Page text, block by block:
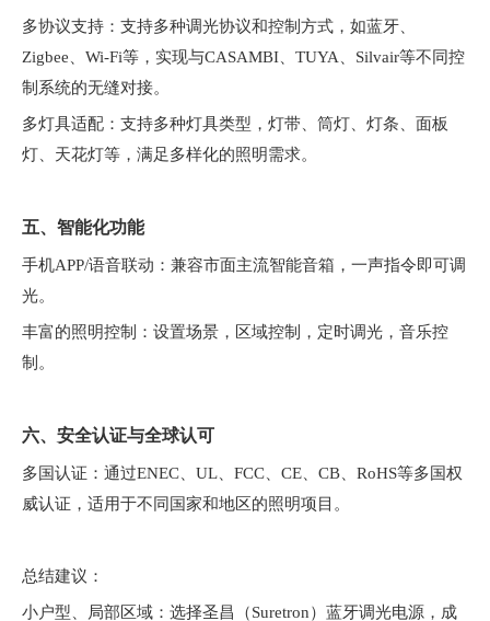
多协议支持：支持多种调光协议和控制方式，如蓝牙、
Zigbee、Wi-Fi等，实现与CASAMBI、TUYA、Silvair等不同控
制系统的无缝对接。
多灯具适配：支持多种灯具类型，灯带、筒灯、灯条、面板
灯、天花灯等，满足多样化的照明需求。
五、智能化功能
手机APP/语音联动：兼容市面主流智能音箱，一声指令即可调
光。
丰富的照明控制：设置场景，区域控制，定时调光，音乐控
制。
六、安全认证与全球认可
多国认证：通过ENEC、UL、FCC、CE、CB、RoHS等多国权
威认证，适用于不同国家和地区的照明项目。
总结建议：
小户型、局部区域：选择圣昌（Suretron）蓝牙调光电源，成